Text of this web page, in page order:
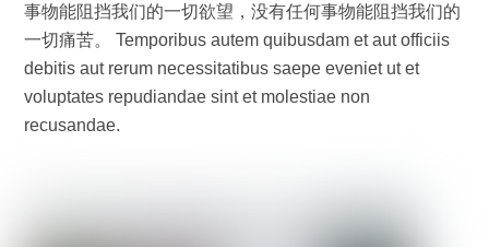
事物能阻挡我们的一切欲望，没有任何事物能阻挡我们的
一切痛苦。 Temporibus autem quibusdam et aut officiis
debitis aut rerum necessitatibus saepe eveniet ut et
voluptates repudiandae sint et molestiae non
recusandae.